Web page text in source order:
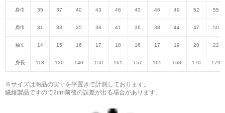
身巾 35 37 40 43 46 43 46 49 52 55
肩巾 31 33 35 38 41 36 38 44 47 50
袖丈 14 15 16 17 18 16 17 19 20 22
身長 118 130 140 150 161 157 165 163 170 179
※サイズは商品の実寸を平置きで計測しております。
繊維製品ですので2cm前後の誤差が出る場合があります。